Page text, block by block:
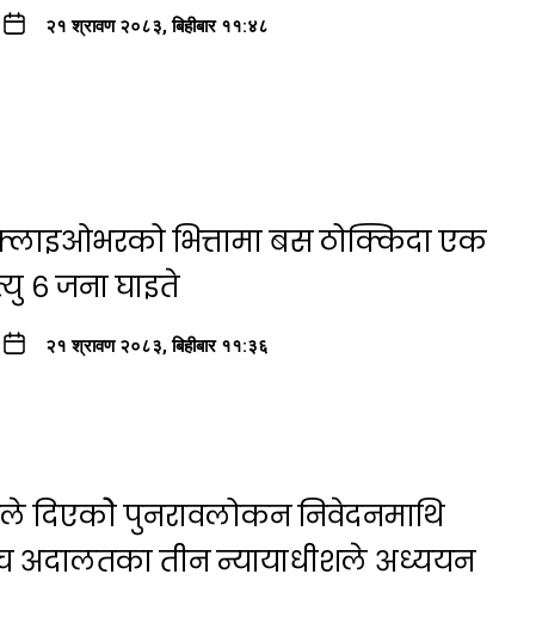
२१ श्रावण २०८३, बिहीबार ११:४८
फ्लाइओभरको भित्तामा बस ठोक्किदा एक
६ जना घाइते
२१ श्रावण २०८३, बिहीबार ११:३६
दिएकोे पुनरावलोकन निवेदनमाथि
अदालतका तीन न्यायाधीशले अध्ययन